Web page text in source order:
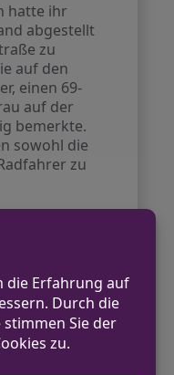
hatte ihr
abgestellt
zu
auf den
einen 69-
auf der
bemerkte.
sowohl die
zu
beide
werden. Der
des